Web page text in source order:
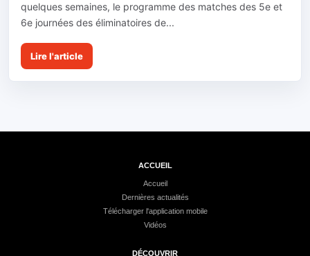
quelques semaines, le programme des matches des 5e et
6e journées des éliminatoires de...
Lire l'article
ACCUEIL
Accueil
Dernières actualités
Télécharger l'application mobile
Vidéos
DÉCOUVRIR